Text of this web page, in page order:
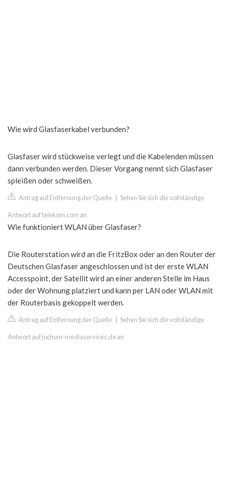
Wie wird Glasfaserkabel verbunden?
Glasfaser wird stückweise verlegt und die Kabelenden müssen
dann verbunden werden. Dieser Vorgang nennt sich Glasfaser
spleißen oder schweißen.
Antrag auf Entfernung der Quelle Sehen Sie sich die vollständige
Antwort auf telekom.com an
Wie funktioniert WLAN über Glasfaser?
Die Routerstation wird an die FritzBox oder an den Router der
Deutschen Glasfaser angeschlossen und ist der erste WLAN
Accesspoint, der Satellit wird an einer anderen Stelle im Haus
oder der Wohnung platziert und kann per LAN oder WLAN mit
der Routerbasis gekoppelt werden.
Antrag auf Entfernung der Quelle Sehen Sie sich die vollständige
Antwort auf jochum-mediaservices.de an